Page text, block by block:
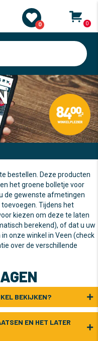
0 0
bestellen. Deze producten
het groene bolletje voor
de gewenste afmetingen
Tijdens het
kiezen om deze te laten
berekend), of dat u uw
onze winkel in Veen (check
over de verschillende
BEKIJKEN?
EN HET LATER